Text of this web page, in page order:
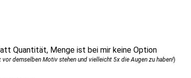
Quantität, Menge ist bei mir keine Option
demselben Motiv stehen und vielleicht 5x die Augen zu haben!)